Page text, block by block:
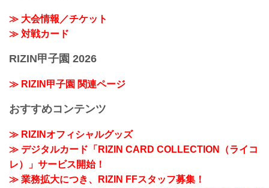
≫ 大会情報／チケット
≫ 対戦カード
RIZIN甲子園 2026
≫ RIZIN甲子園 関連ページ
おすすめコンテンツ
≫ RIZINオフィシャルグッズ
≫ デジタルカード「RIZIN CARD COLLECTION（ライコ
レ）」サービス開始！
≫ 業務拡大につき、RIZIN FFスタッフ募集！